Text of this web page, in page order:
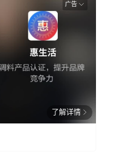
广告
了解详情